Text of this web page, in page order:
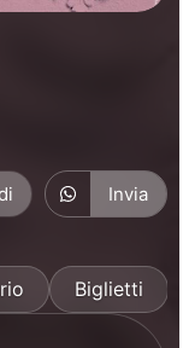
Invia
Biglietti